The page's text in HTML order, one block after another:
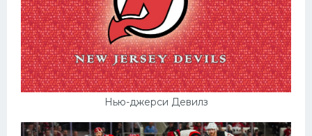
Нью-джерси Девилз